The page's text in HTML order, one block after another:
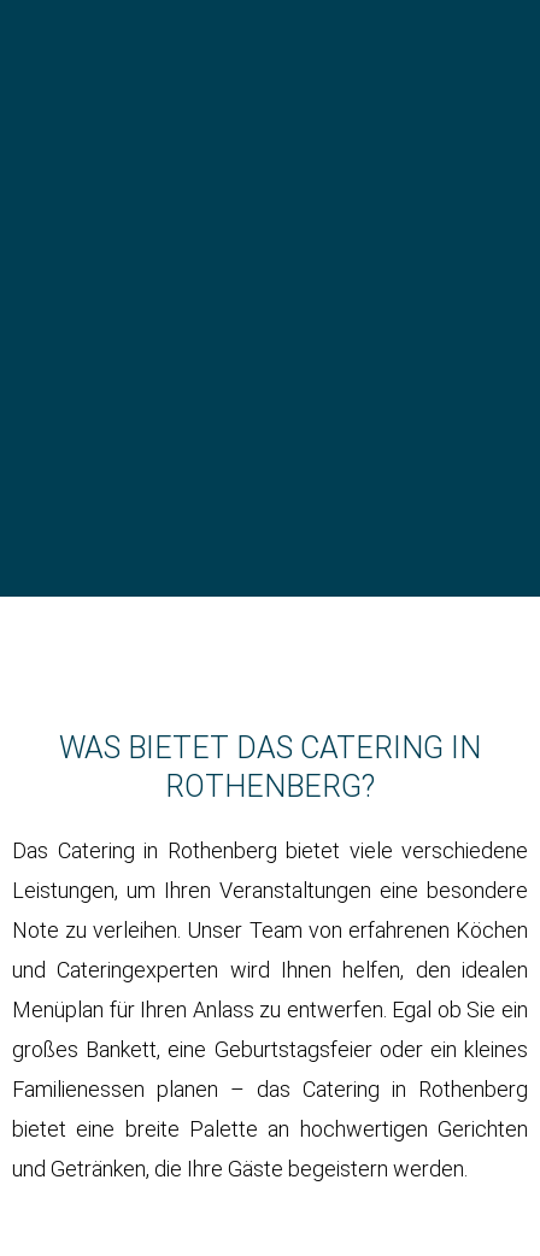
WAS BIETET DAS CATERING IN
ROTHENBERG?
Das Catering in Rothenberg bietet viele verschiedene
Leistungen, um Ihren Veranstaltungen eine besondere
Note zu verleihen. Unser Team von erfahrenen Köchen
und Cateringexperten wird Ihnen helfen, den idealen
Menüplan für Ihren Anlass zu entwerfen. Egal ob Sie ein
großes Bankett, eine Geburtstagsfeier oder ein kleines
Familienessen planen – das Catering in Rothenberg
bietet eine breite Palette an hochwertigen Gerichten
und Getränken, die Ihre Gäste begeistern werden.